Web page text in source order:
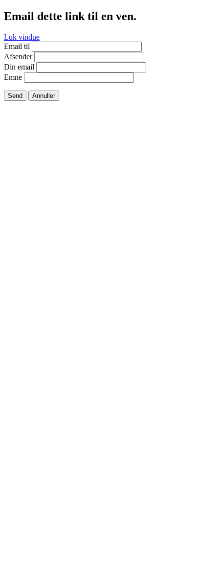
Email dette link til en ven.
Luk vindue
Email til
Afsender
Din email
Emne
Send Annuller